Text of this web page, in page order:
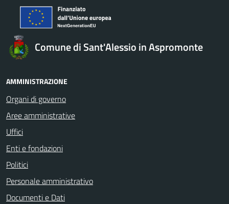
Comune di Sant'Alessio in Aspromonte
AMMINISTRAZIONE
Organi di governo
Aree amministrative
Uffici
Enti e fondazioni
Politici
Personale amministrativo
Documenti e Dati